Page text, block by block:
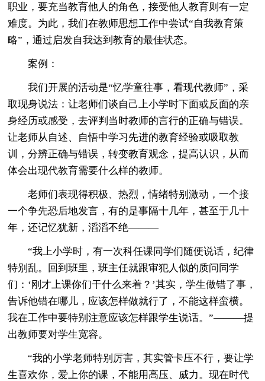
职业，要充当教育他人的角色，接受他人教育则有一定
难度。为此，我们在教师思想工作中尝试“自我教育策
略”，通过启发自我达到教育的最佳状态。
案例：
我们开展的活动是“忆学童往事，看现代教师”，采
取现身说法：让老师们谈自己上小学时下面或反面的亲
身经历或感受，去评判当时教师的言行的正确与错误。
让老师从自述、自悟中学习先进的教育经验或吸取教
训，分辨正确与错误，转变教育观念，提高认识，从而
体会出现代教育需要什么样的教师。
老师们表现得积极、热烈，情绪特别激动，一个接
一个争先恐后地发言，有的是事隔十几年，甚至于几十
年，还记忆犹新，滔滔不绝———
“我上小学时，有一次科任课同学们随便说话，纪律
特别乱。回到班里，班主任就跟审犯人似的质问同学
们：‘刚才上课你们干什么来着？’其实，学生做错了事，
告诉他错在哪儿，应该怎样做就行了，不能这样蛮横。
我在工作中要特别注意应该怎样跟学生说话。”———提
出教师要对学生宽容。
“我的小学老师特别厉害，其实管卡压不行，要让学
生喜欢你，爱上你的课，不能用高压、威力。现在时代